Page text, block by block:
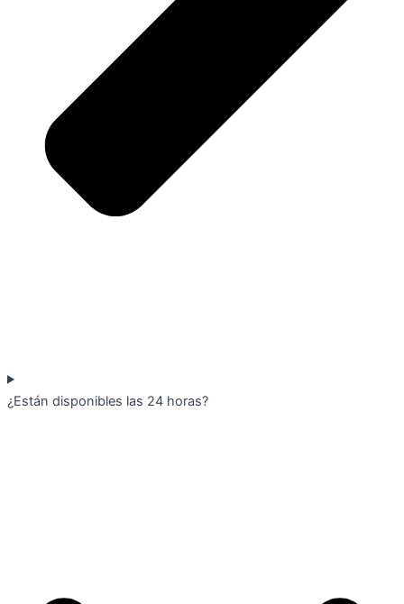
¿Están disponibles las 24 horas?